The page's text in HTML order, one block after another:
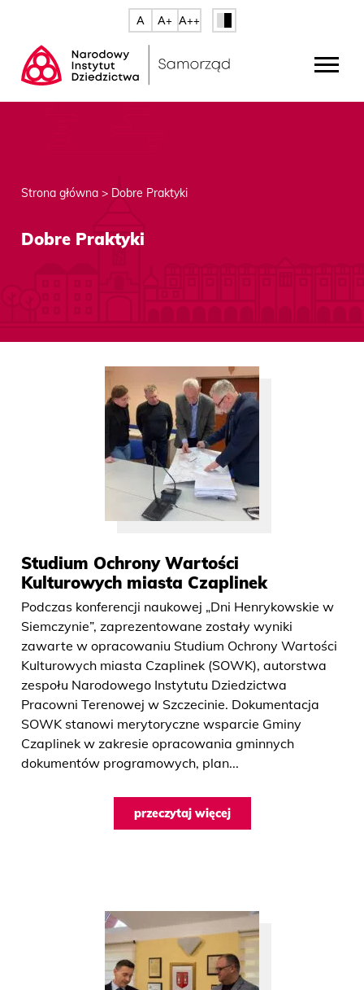
A A+ A++
Strona główna > Dobre Praktyki
Dobre Praktyki
Studium Ochrony Wartości
Kulturowych miasta Czaplinek
Podczas konferencji naukowej „Dni Henrykowskie w
Siemczynie”, zaprezentowane zostały wyniki
zawarte w opracowaniu Studium Ochrony Wartości
Kulturowych miasta Czaplinek (SOWK), autorstwa
zespołu Narodowego Instytutu Dziedzictwa
Pracowni Terenowej w Szczecinie. Dokumentacja
SOWK stanowi merytoryczne wsparcie Gminy
Czaplinek w zakresie opracowania gminnych
dokumentów programowych, plan...
przeczytaj więcej